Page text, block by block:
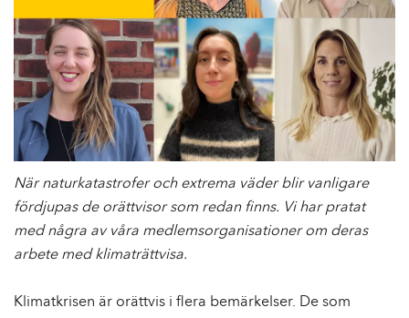
När naturkatastrofer och extrema väder blir vanligare
fördjupas de orättvisor som redan finns. Vi har pratat
med några av våra medlemsorganisationer om deras
arbete med klimaträttvisa.
Klimatkrisen är orättvis i flera bemärkelser. De som